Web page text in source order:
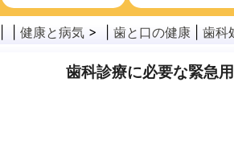
がん
公衆衛生
健康と病気 > | 歯と口の健康 歯科
歯科診療に必要な緊急